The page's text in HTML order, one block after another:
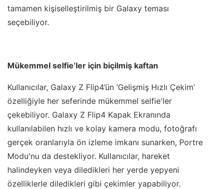
tamamen kişiselleştirilmiş bir Galaxy teması
seçebiliyor.
Mükemmel selfie’ler için biçilmiş kaftan
Kullanıcılar, Galaxy Z Flip4’ün ‘Gelişmiş Hızlı Çekim’
özelliğiyle her seferinde mükemmel selfie'ler
çekebiliyor. Galaxy Z Flip4 Kapak Ekranında
kullanılabilen hızlı ve kolay kamera modu, fotoğrafı
gerçek oranlarıyla ön izleme imkanı sunarken, Portre
Modu'nu da destekliyor. Kullanıcılar, hareket
halindeyken veya diledikleri her yerde yepyeni
özelliklerle diledikleri gibi çekimler yapabiliyor.